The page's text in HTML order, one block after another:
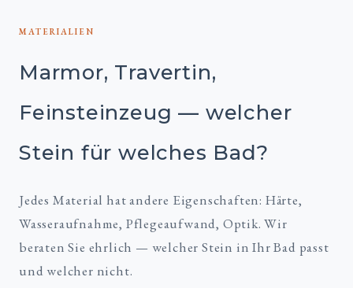
MATERIALIEN
Marmor, Travertin,
Feinsteinzeug — welcher
Stein für welches Bad?
Jedes Material hat andere Eigenschaften: Härte,
Wasseraufnahme, Pflegeaufwand, Optik. Wir
beraten Sie ehrlich — welcher Stein in Ihr Bad passt
und welcher nicht.